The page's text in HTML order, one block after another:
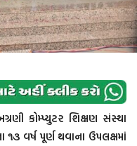
કોમ્પ્યુટર શિક્ષણ સંસ્થા
૧૩ વર્ષ પૂર્ણ થવાના ઉપલક્ષમાં